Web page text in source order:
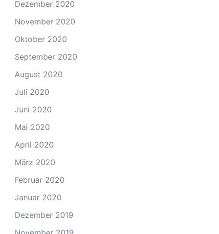
Dezember 2020
November 2020
Oktober 2020
September 2020
August 2020
Juli 2020
Juni 2020
Mai 2020
April 2020
März 2020
Februar 2020
Januar 2020
Dezember 2019